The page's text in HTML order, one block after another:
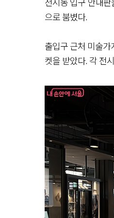
으로 붐볐다.
출입구 근처 미술
켓을 받았다. 각 전